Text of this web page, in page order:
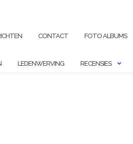
CONTACT FOTO ALBUMS
LEDENWERVING RECENSIES